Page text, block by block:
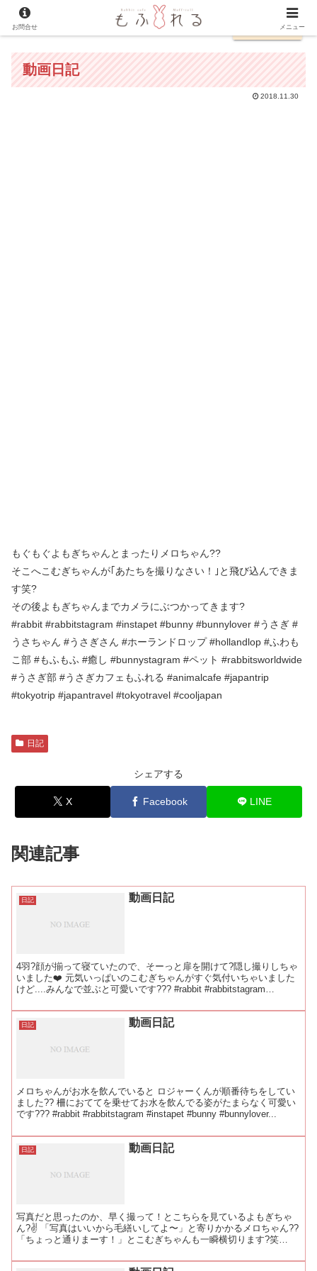
English
動画日記
2018.11.30
もぐもぐよもぎちゃんとまったりメロちゃん??
そこへこむぎちゃんが｢あたちを撮りなさい！｣と飛び込んできま
す笑?
その後よもぎちゃんまでカメラにぶつかってきます?
#rabbit #rabbitstagram #instapet #bunny #bunnylover #うさぎ #
うさちゃん #うさぎさん #ホーランドロップ #hollandlop #ふわも
こ部 #もふもふ #癒し #bunnystagram #ペット #rabbitsworldwide
#うさぎ部 #うさぎカフェもふれる #animalcafe #japantrip
#tokyotrip #japantravel #tokyotravel #cooljapan
日記
シェアする
X Facebook LINE
関連記事
日記 動画日記
4羽?顔が揃って寝ていたので、そーっと扉を開けて?隠し撮りしちゃ
いました❤️ 元気いっぱいのこむぎちゃんがすぐ気付いちゃいました
けど....みんなで並ぶと可愛いです??? #rabbit #rabbitstagram
日記 動画日記
メロちゃんがお水を飲んでいると ロジャーくんが順番待ちをしてい
ました?? 柵におててを乗せてお水を飲んでる姿がたまらなく可愛い
です??? #rabbit #rabbitstagram #instapet #bunny #bunnylover...
日記 動画日記
写真だと思ったのか、早く撮って！とこちらを見ているよもぎちゃ
ん?✌️ 「写真はいいから毛繕いしてよ〜」と寄りかかるメロちゃん??
「ちょっと通りまーす！」とこむぎちゃんも一瞬横切ります?笑
お問合せ メニュー